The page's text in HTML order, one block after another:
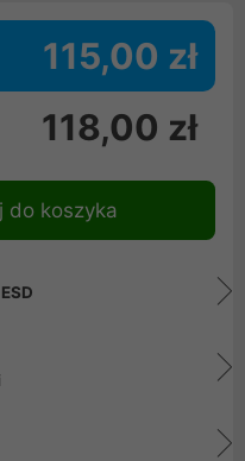
115,00 zł
118,00 zł
do koszyka